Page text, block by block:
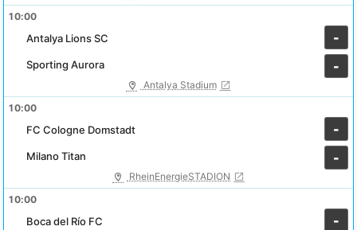
10:00
Antalya Lions SC
-
-
Sporting Aurora
Antalya Stadium
10:00
FC Cologne Domstadt
-
-
Milano Titan
RheinEnergieSTADION
10:00
Boca del Río FC
-